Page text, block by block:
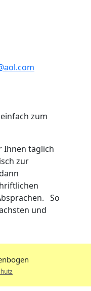
zum
Ihnen täglich
zur
So
und